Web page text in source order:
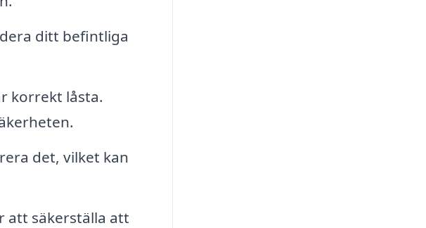
ditt befintliga
korrekt låsta.
det, vilket kan
att säkerställa att